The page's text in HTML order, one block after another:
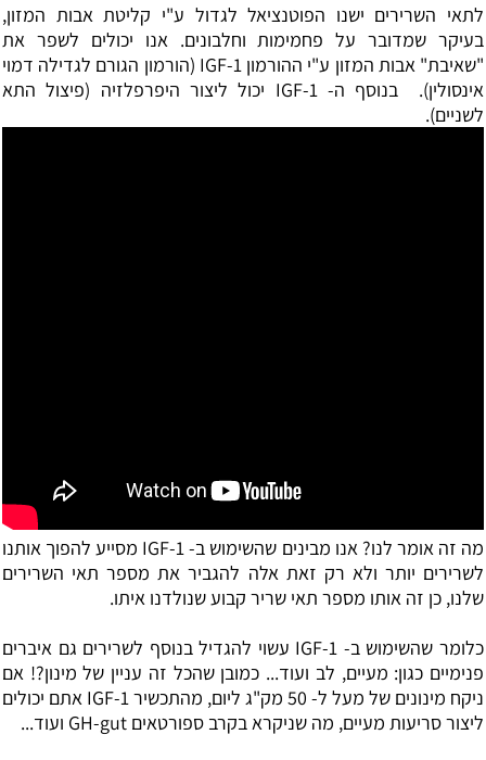
לתאי השרירים ישנו הפוטנציאל לגדול ע"י קליטת אבות המזון,
בעיקר שמדובר על פחמימות וחלבונים. אנו יכולים לשפר את
"שאיבת" אבות המזון ע"י ההורמון IGF-1 (הורמון הגורם לגדילה דמוי
אינסולין). בנוסף ה- IGF-1 יכול ליצור
היפרפלזיה (פיצול התא
לשניים).
מה זה אומר לנו? אנו מבינים שהשימוש ב- IGF-1 מסייע להפוך אותנו
לשרירים יותר ולא רק זאת אלה להגביר את מספר תאי השרירים
שלנו, כן זה אותו מספר תאי שריר קבוע שנולדנו איתו.
כלומר שהשימוש ב- IGF-1 עשוי להגדיל בנוסף לשרירים גם איברים
פנימיים כגון: מעיים, לב ועוד... כמובן שהכל זה עניין של מינון?! אם
ניקח מינונים של מעל ל- 50 מק"ג ליום, מהתכשיר
IGF-1 אתם יכולים
ליצור סריעות מעיים, מה שניקרא בקרב ספורטאים GH-gut ועוד...